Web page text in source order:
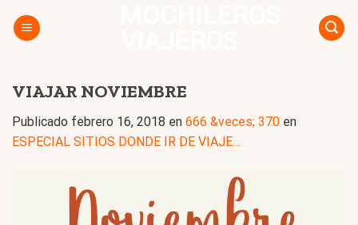
VIAJAR NOVIEMBRE
Publicado febrero 16, 2018 en 666 &veces; 370 en
ESPECIAL SITIOS DONDE IR DE VIAJE…